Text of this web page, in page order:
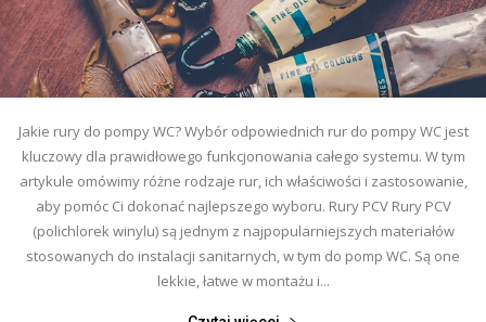
Jakie rury do pompy WC? Wybór odpowiednich rur do pompy WC jest
kluczowy dla prawidłowego funkcjonowania całego systemu. W tym
artykule omówimy różne rodzaje rur, ich właściwości i zastosowanie,
aby pomóc Ci dokonać najlepszego wyboru. Rury PCV Rury PCV
(polichlorek winylu) są jednym z najpopularniejszych materiałów
stosowanych do instalacji sanitarnych, w tym do pomp WC. Są one
lekkie, łatwe w montażu i...